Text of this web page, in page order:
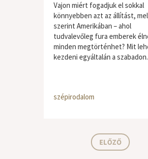
Vajon miért fogadjuk el sokkal
könnyebben azt az állítást,
szerint Amerikában – ahol
tudvalevőleg fura emberek
minden megtörténhet? Mit
kezdeni egyáltalán a
szépirodalom
ELŐZŐ